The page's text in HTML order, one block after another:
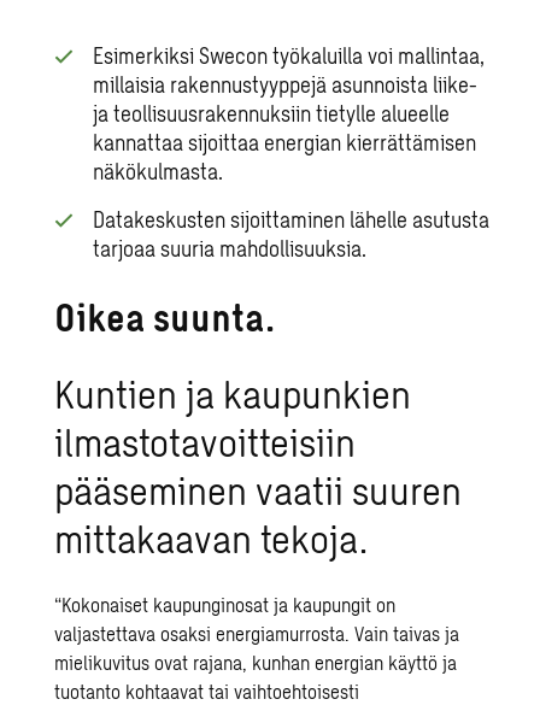
Esimerkiksi Swecon työkaluilla voi mallintaa,
millaisia rakennustyyppejä asunnoista liike-
ja teollisuusrakennuksiin tietylle alueelle
kannattaa sijoittaa energian kierrättämisen
näkökulmasta.
Datakeskusten sijoittaminen lähelle asutusta
tarjoaa suuria mahdollisuuksia.
Oikea suunta.
Kuntien ja kaupunkien
ilmastotavoitteisiin
pääseminen vaatii suuren
mittakaavan tekoja.
“Kokonaiset kaupunginosat ja kaupungit on
valjastettava osaksi energiamurrosta. Vain taivas ja
mielikuvitus ovat rajana, kunhan energian käyttö ja
tuotanto kohtaavat tai vaihtoehtoisesti